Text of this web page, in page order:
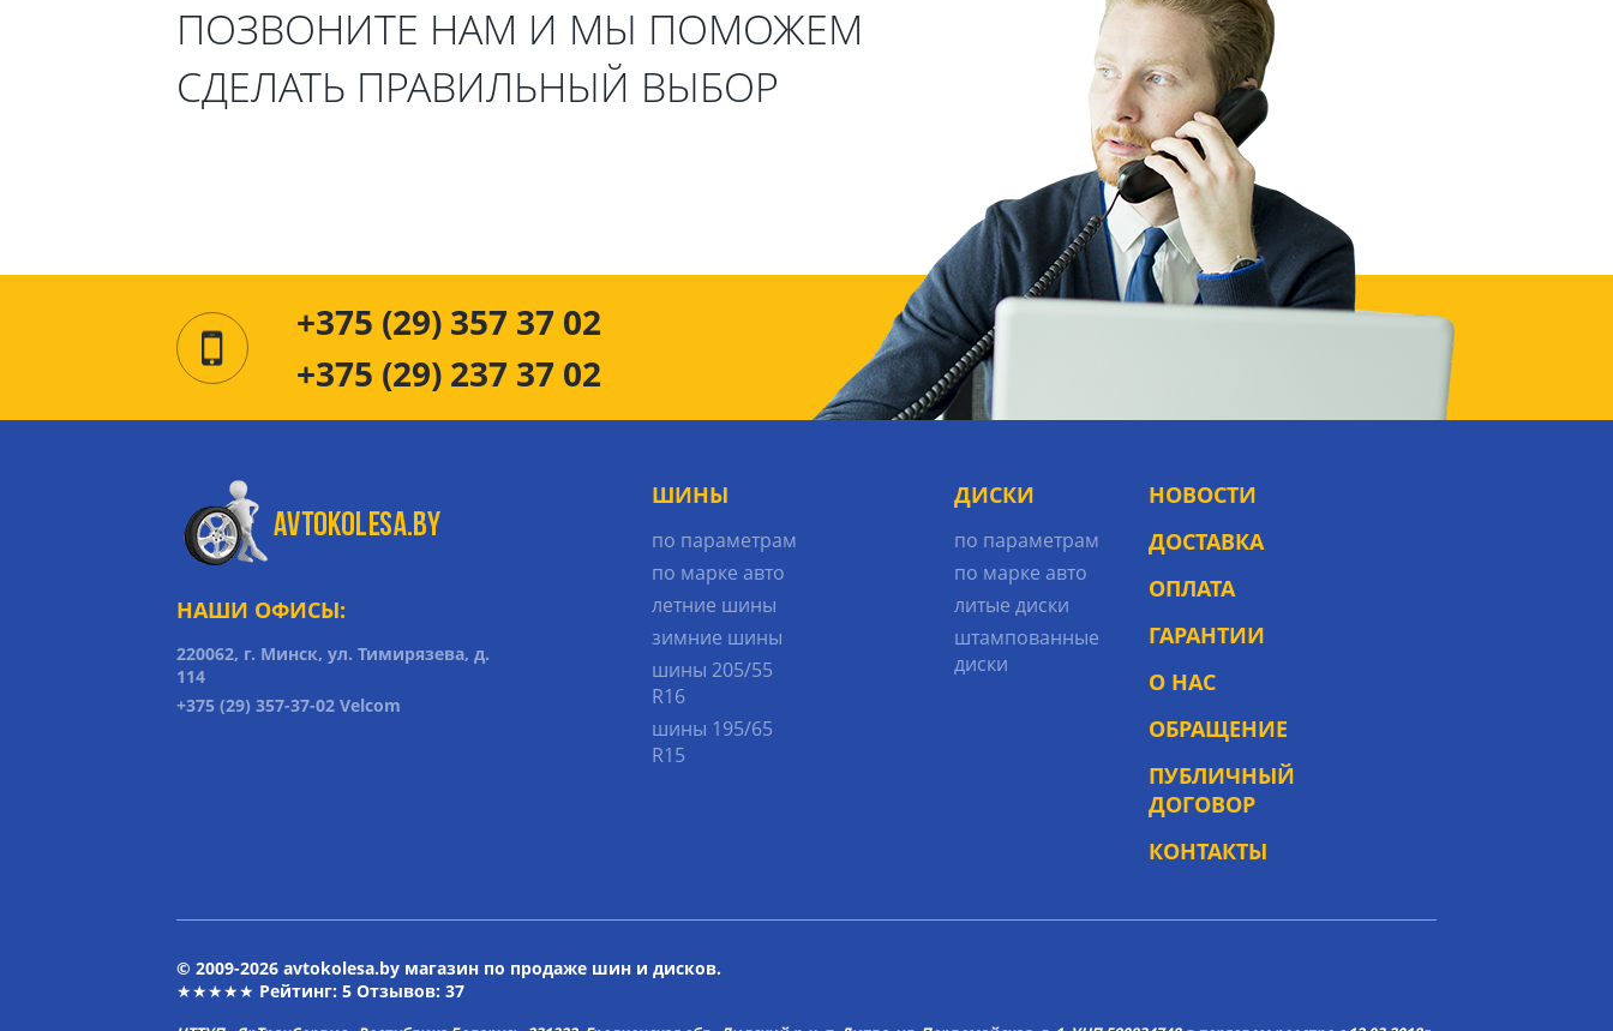
ПОЗВОНИТЕ НАМ И МЫ ПОМОЖЕМ
СДЕЛАТЬ ПРАВИЛЬНЫЙ ВЫБОР
+375 (29) 357 37 02
+375 (29) 237 37 02
НАШИ ОФИСЫ:
220062, г. Минск, ул. Тимирязева, д.
114
+375 (29) 357-37-02 Velcom
ШИНЫ
по параметрам
по марке авто
летние шины
зимние шины
шины 205/55
R16
шины 195/65
R15
ДИСКИ
по параметрам
по марке авто
литые диски
штампованные
диски
НОВОСТИ
ДОСТАВКА
ОПЛАТА
ГАРАНТИИ
О НАС
ОБРАЩЕНИЕ
ПУБЛИЧНЫЙ
ДОГОВОР
КОНТАКТЫ
© 2009-2026 avtokolesa.by магазин по продаже шин и дисков.
★★★★★ Рейтинг: 5 Отзывов: 37